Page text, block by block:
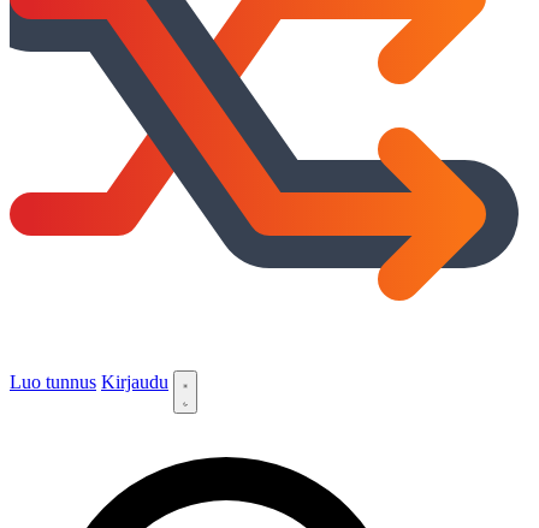
Luo tunnus Kirjaudu